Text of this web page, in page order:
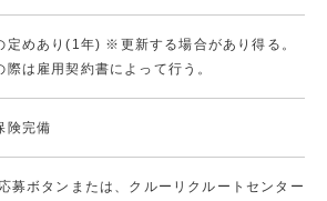
定めあり(1年) ※更新する場合があり得る。
際は雇用契約書によって行う。
険完備
募ボタンまたは、クルーリクルートセンター